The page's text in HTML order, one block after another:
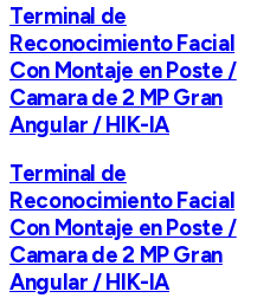
Terminal de
Reconocimiento Facial
Con Montaje en Poste /
Camara de 2 MP Gran
Angular / HIK-IA
Terminal de
Reconocimiento Facial
Con Montaje en Poste /
Camara de 2 MP Gran
Angular / HIK-IA